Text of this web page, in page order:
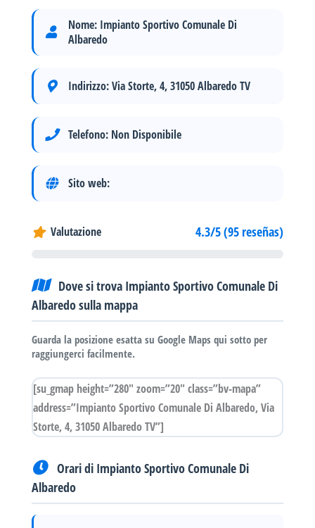
Nome: Impianto Sportivo Comunale Di
Albaredo
Indirizzo:Via Storte, 4, 31050 Albaredo TV
Telefono: Non Disponibile
Sito web:
Valutazione 4.3/5 (95 reseñas)
Dove si trova Impianto Sportivo Comunale Di
Albaredo sulla mappa
Guarda la posizione esatta su Google Maps qui sotto per
raggiungerci facilmente.
[su_gmap height=”280″ zoom=”20″ class=”bv-mapa”
address=”Impianto Sportivo Comunale Di Albaredo, Via
Storte, 4, 31050 Albaredo TV”]
Orari di Impianto Sportivo Comunale Di
Albaredo